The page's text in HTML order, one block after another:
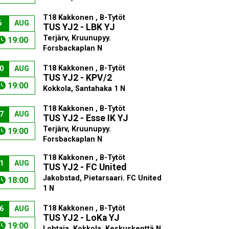
AUG
19:00
T18 Kakkonen , B-Tytöt
TUS YJ2 - LBK YJ
Terjärv, Kruunupyy.
Forsbackaplan N
AUG
19:00
T18 Kakkonen , B-Tytöt
TUS YJ2 - KPV/2
Kokkola, Santahaka 1 N
AUG
19:00
T18 Kakkonen , B-Tytöt
TUS YJ2 - Esse IK YJ
Terjärv, Kruunupyy.
Forsbackaplan N
AUG
18:00
T18 Kakkonen , B-Tytöt
TUS YJ2 - FC United
Jakobstad, Pietarsaari. FC United
1 N
AUG
19:00
T18 Kakkonen , B-Tytöt
TUS YJ2 - LoKa YJ